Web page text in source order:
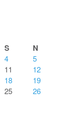
S N
4
5
11
12
18
19
25
26